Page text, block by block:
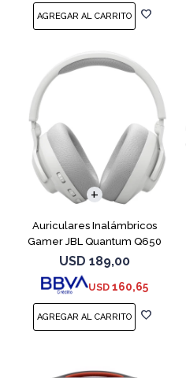
Auriculares Inalámbricos
Gamer JBL Quantum Q650
Blanco
USD 189,00
USD 160,65